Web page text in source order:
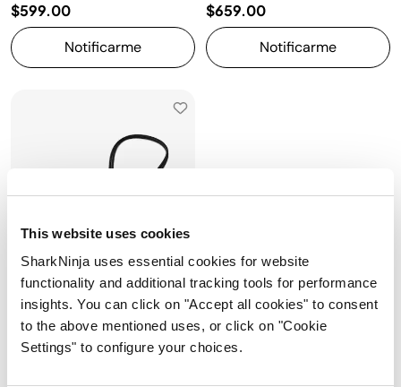
This website uses cookies
SharkNinja uses essential cookies for website
functionality and additional tracking tools for performance
insights. You can click on "Accept all cookies" to consent
to the above mentioned uses, or click on "Cookie
Settings" to configure your choices.
$599.00
Notificarme
$659.00
Notificarme
Shark® ChillPill™ Crossbody